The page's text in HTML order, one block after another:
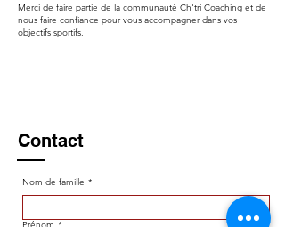
Merci de faire partie de la communauté Ch'tri Coaching et de
nous faire confiance pour vous accompagner dans vos
objectifs sportifs.
Contact
Nom de famille *